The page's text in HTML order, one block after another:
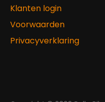
Klanten login
Voorwaarden
Privacyverklaring